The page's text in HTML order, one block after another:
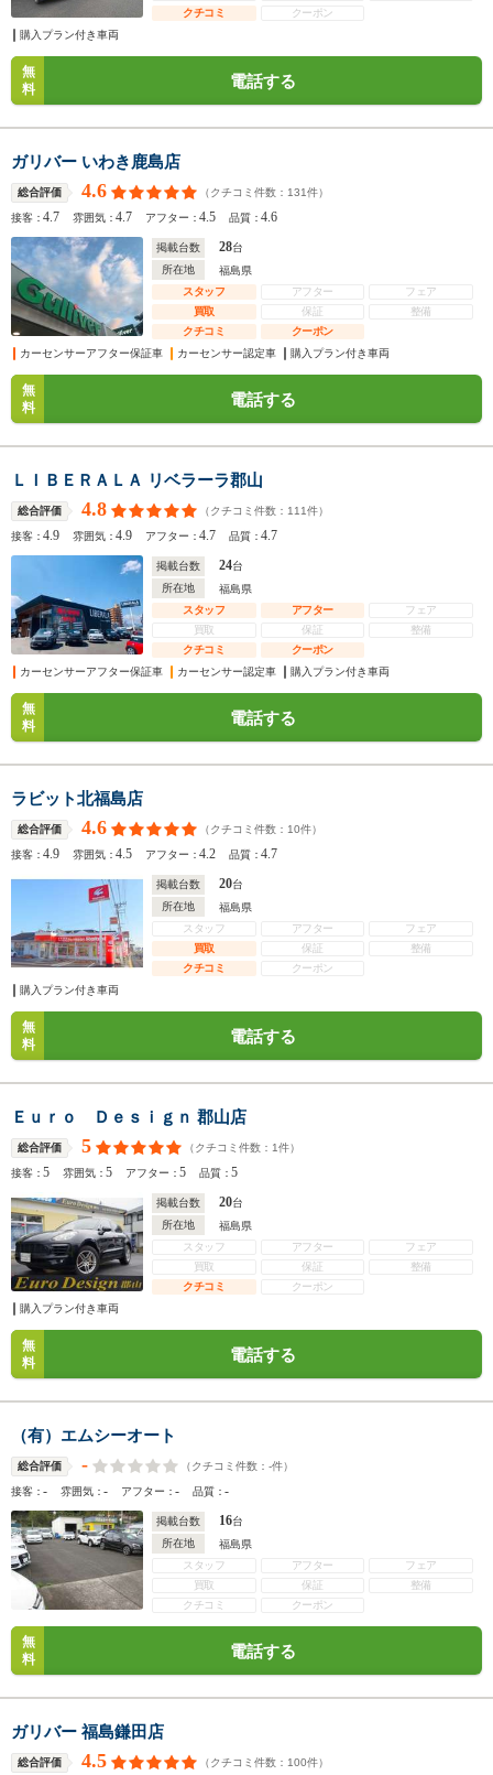
クチコミ
クーポン
購入プラン付き車両
無
料
電話する
ガリバー いわき鹿島店
総合評価 4.6 （クチコミ件数： 131件）
接客：4.7 雰囲気：4.7 アフター：4.5 品質：4.6
掲載台数 28台
所在地
福島県
スタッフ
アフター
フェア
買取
保証
整備
クチコミ
クーポン
カーセンサーアフター保証車
カーセンサー認定車 購入プラン付き車両
無
料
電話する
ＬＩＢＥＲＡＬＡ リベラーラ郡山
総合評価 4.8 （クチコミ件数： 111件）
接客：4.9 雰囲気：4.9 アフター：4.7 品質：4.7
掲載台数 24台
所在地
福島県
スタッフ
アフター
フェア
買取
保証
整備
クチコミ
クーポン
カーセンサーアフター保証車
カーセンサー認定車 購入プラン付き車両
無
料
電話する
ラビット北福島店
総合評価 4.6 （クチコミ件数： 10件）
接客：4.9 雰囲気：4.5 アフター：4.2 品質：4.7
掲載台数 20台
所在地
福島県
スタッフ
アフター
フェア
買取
保証
整備
クチコミ
クーポン
購入プラン付き車両
無
料
電話する
Ｅｕｒｏ Ｄｅｓｉｇｎ 郡山店
総合評価 5 （クチコミ件数： 1件）
接客：5 雰囲気：5 アフター：5 品質：5
掲載台数 20台
所在地
福島県
スタッフ
アフター
フェア
買取
保証
整備
クチコミ
クーポン
購入プラン付き車両
無
料
電話する
（有）エムシーオート
総合評価 - （クチコミ件数： -件）
接客：- 雰囲気：- アフター：- 品質：-
掲載台数 16台
所在地
福島県
スタッフ
アフター
フェア
買取
保証
整備
クチコミ
クーポン
無
料
電話する
ガリバー 福島鎌田店
総合評価 4.5 （クチコミ件数： 100件）